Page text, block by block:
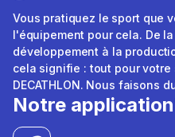
Vous pratiquez le sport que
l'équipement pour cela. De
développement à la
cela signifie : tout pour
DECATHLON. Nous faisons
Notre application